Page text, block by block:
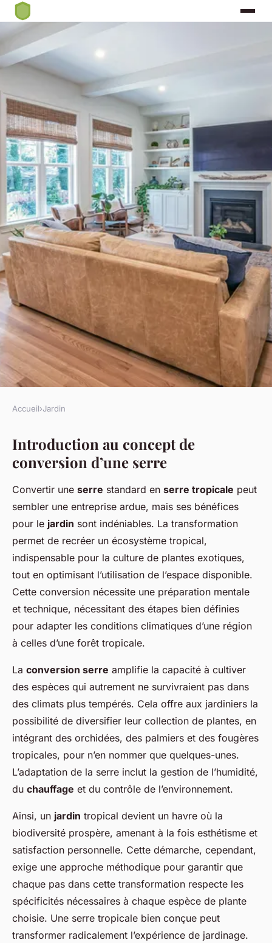
Transformer sa serre de jardin
en serre tropicale
admin•20 décembre 2024•8 min de lecture
Accueil›Jardin
Introduction au concept de
conversion d’une serre
Convertir une serre standard en serre tropicale peut
sembler une entreprise ardue, mais ses bénéfices
pour le jardin sont indéniables. La transformation
permet de recréer un écosystème tropical,
indispensable pour la culture de plantes exotiques,
tout en optimisant l’utilisation de l’espace disponible.
Cette conversion nécessite une préparation mentale
et technique, nécessitant des étapes bien définies
pour adapter les conditions climatiques d’une région
à celles d’une forêt tropicale.
La conversion serre amplifie la capacité à cultiver
des espèces qui autrement ne survivraient pas dans
des climats plus tempérés. Cela offre aux jardiniers la
possibilité de diversifier leur collection de plantes, en
intégrant des orchidées, des palmiers et des fougères
tropicales, pour n’en nommer que quelques-unes.
L’adaptation de la serre inclut la gestion de l’humidité,
du chauffage et du contrôle de l’environnement.
Ainsi, un jardin tropical devient un havre où la
biodiversité prospère, amenant à la fois esthétisme et
satisfaction personnelle. Cette démarche, cependant,
exige une approche méthodique pour garantir que
chaque pas dans cette transformation respecte les
spécificités nécessaires à chaque espèce de plante
choisie. Une serre tropicale bien conçue peut
transformer radicalement l’expérience de jardinage.